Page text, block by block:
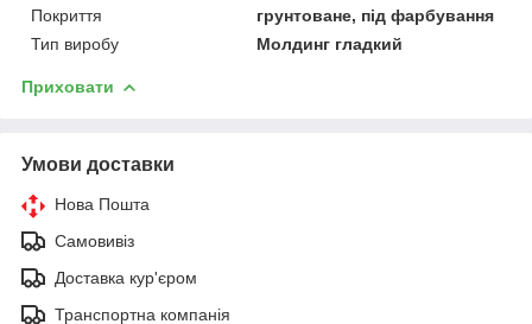
Покриття
грунтоване, під фарбування
Тип виробу
Молдинг гладкий
Приховати
Умови доставки
Нова Пошта
Самовивіз
Доставка кур'єром
Транспортна компанія